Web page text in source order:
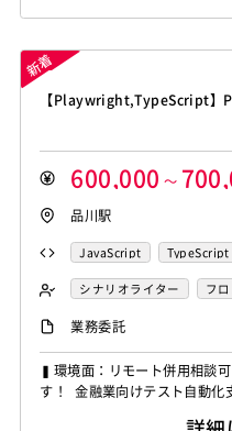
【Playwright,TypeScript】
600,000 ～
品川駅
JavaScript TypeScript
シナリオライター
フ
業務系エンジニア
業務委託
▍環境面：リモート併用相談
す！ 金融業向けテスト自動